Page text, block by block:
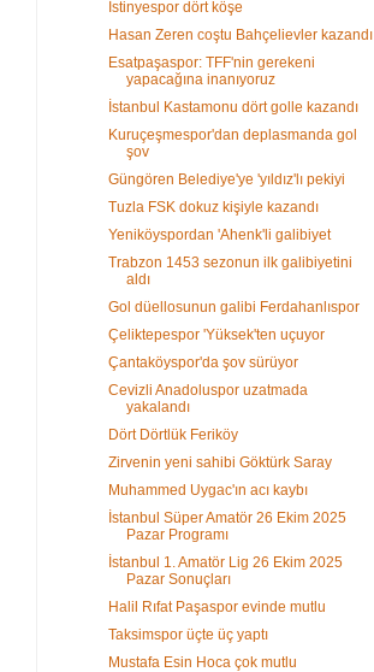
İstinyespor dört köşe
Hasan Zeren coştu Bahçelievler kazandı
Esatpaşaspor: TFF'nin gerekeni
yapacağına inanıyoruz
İstanbul Kastamonu dört golle kazandı
Kuruçeşmespor'dan deplasmanda gol
şov
Güngören Belediye'ye 'yıldız'lı pekiyi
Tuzla FSK dokuz kişiyle kazandı
Yeniköyspordan 'Ahenk'li galibiyet
Trabzon 1453 sezonun ilk galibiyetini
aldı
Gol düellosunun galibi Ferdahanlıspor
Çeliktepespor 'Yüksek'ten uçuyor
Çantaköyspor'da şov sürüyor
Cevizli Anadoluspor uzatmada
yakalandı
Dört Dörtlük Feriköy
Zirvenin yeni sahibi Göktürk Saray
Muhammed Uygac'ın acı kaybı
İstanbul Süper Amatör 26 Ekim 2025
Pazar Programı
İstanbul 1. Amatör Lig 26 Ekim 2025
Pazar Sonuçları
Halil Rıfat Paşaspor evinde mutlu
Taksimspor üçte üç yaptı
Mustafa Esin Hoca çok mutlu